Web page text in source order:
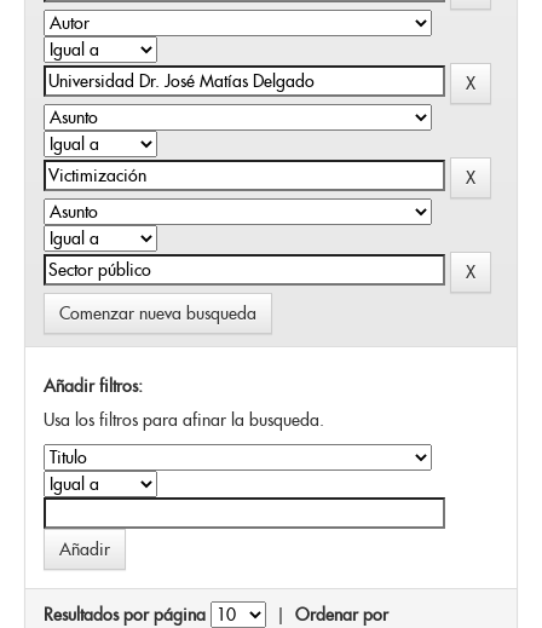
Comenzar nueva busqueda
Añadir filtros:
Usa los filtros para afinar la busqueda.
Resultados por página | Ordenar por